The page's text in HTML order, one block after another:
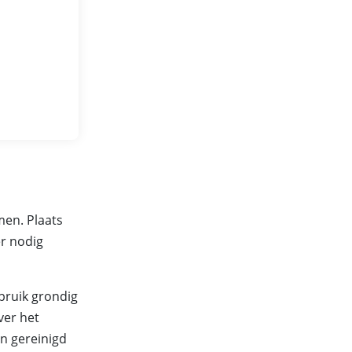
Plaats
nodig
grondig
het
gereinigd